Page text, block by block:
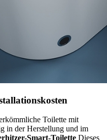
Toilette mit
in der Herstellung und im
Smart-Toilette Dieses